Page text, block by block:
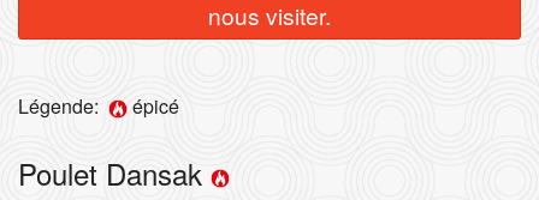
nous visiter.
Légende: épicé
Poulet Dansak